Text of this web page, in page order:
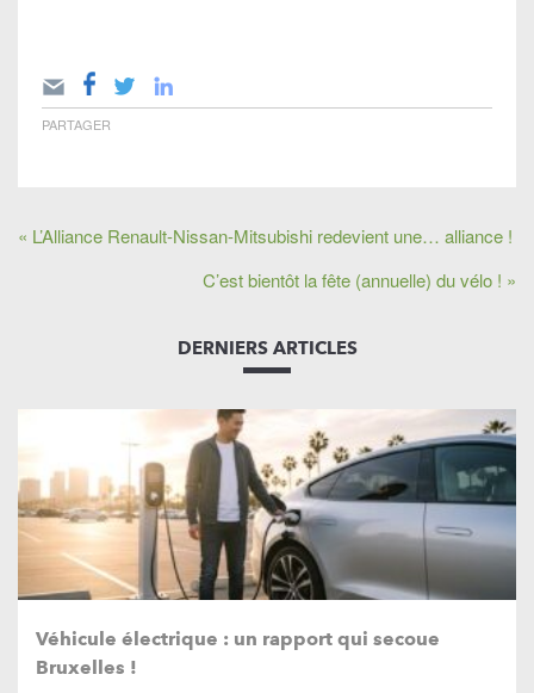
PARTAGER
« L’Alliance Renault-Nissan-Mitsubishi redevient une… alliance !
C’est bientôt la fête (annuelle) du vélo ! »
DERNIERS ARTICLES
Véhicule électrique : un rapport qui secoue
Bruxelles !